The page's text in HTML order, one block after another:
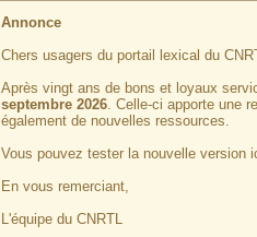
Annonce
Chers usagers du portail lexical du
Après vingt ans de bons et loyaux
septembre 2026. Celle-ci apporte une
également de nouvelles ressources.
Vous pouvez tester la nouvelle version
En vous remerciant,
L'équipe du CNRTL